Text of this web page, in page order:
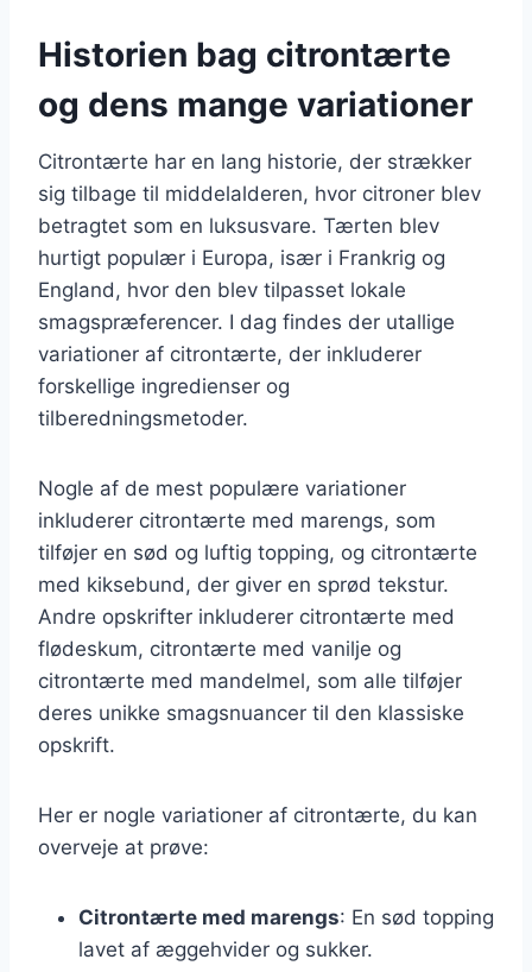
Historien bag citrontærte
og dens mange variationer
Citrontærte har en lang historie, der strækker
sig tilbage til middelalderen, hvor citroner blev
betragtet som en luksusvare. Tærten blev
hurtigt populær i Europa, især i Frankrig og
England, hvor den blev tilpasset lokale
smagspræferencer. I dag findes der utallige
variationer af citrontærte, der inkluderer
forskellige ingredienser og
tilberedningsmetoder.
Nogle af de mest populære variationer
inkluderer citrontærte med marengs, som
tilføjer en sød og luftig topping, og citrontærte
med kiksebund, der giver en sprød tekstur.
Andre opskrifter inkluderer citrontærte med
flødeskum, citrontærte med vanilje og
citrontærte med mandelmel, som alle tilføjer
deres unikke smagsnuancer til den klassiske
opskrift.
Her er nogle variationer af citrontærte, du kan
overveje at prøve:
Citrontærte med marengs: En sød topping
lavet af æggehvider og sukker.